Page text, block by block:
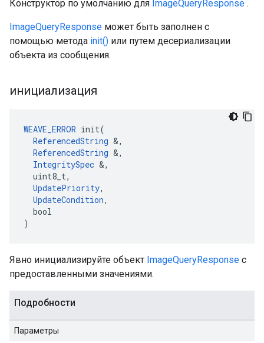
Конструктор по умолчанию для ImageQueryResponse .
ImageQueryResponse может быть заполнен с
помощью метода init() или путем десериализации
объекта из сообщения.
инициализация
WEAVE_ERROR init(
ReferencedString &,
ReferencedString &,
IntegritySpec &,
  uint8_t,
UpdatePriority,
UpdateCondition,
  bool
)
Явно инициализируйте объект ImageQueryResponse с
предоставленными значениями.
Подробности
Параметры